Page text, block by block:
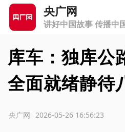
央广网
讲好中国故事 传播中
库车：独库公
全面就绪静待
2026-05-26 16:56:23
央广网